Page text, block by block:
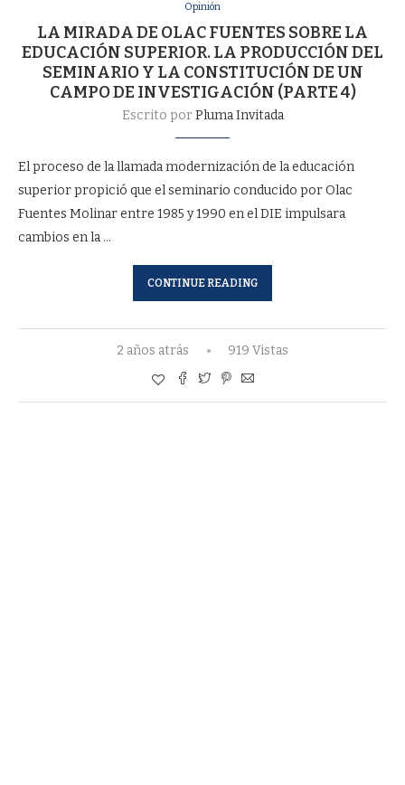
Opinión
LA MIRADA DE OLAC FUENTES SOBRE LA
EDUCACIÓN SUPERIOR. LA PRODUCCIÓN DEL
SEMINARIO Y LA CONSTITUCIÓN DE UN
CAMPO DE INVESTIGACIÓN (PARTE 4)
Escrito porPluma Invitada
El proceso de la llamada modernización de la educación
superior propició que el seminario conducido por Olac
Fuentes Molinar entre 1985 y 1990 en el DIE impulsara
cambios en la …
CONTINUE READING
2 años atrás 919 Vistas